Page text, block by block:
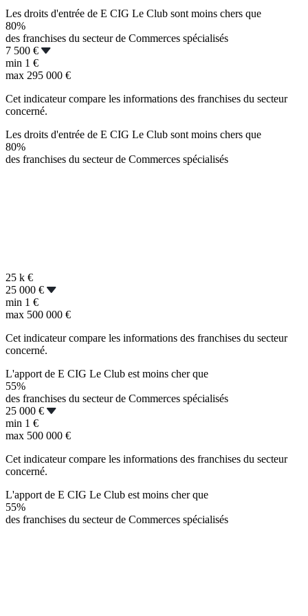
Les droits d'entrée de E CIG Le Club sont moins chers que
80%
des franchises du secteur de Commerces spécialisés
7 500 €
min 1 €
max 295 000 €
Cet indicateur compare les informations des franchises du secteur
concerné.
Les droits d'entrée de E CIG Le Club sont moins chers que
80%
des franchises du secteur de Commerces spécialisés
25 k €
25 000 €
min 1 €
max 500 000 €
Cet indicateur compare les informations des franchises du secteur
concerné.
L'apport de E CIG Le Club est moins cher que
55%
des franchises du secteur de Commerces spécialisés
25 000 €
min 1 €
max 500 000 €
Cet indicateur compare les informations des franchises du secteur
concerné.
L'apport de E CIG Le Club est moins cher que
55%
des franchises du secteur de Commerces spécialisés